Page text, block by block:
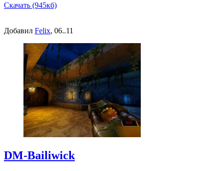
Скачать (945кб)
Добавил Felix, 06..11
DM-Bailiwick